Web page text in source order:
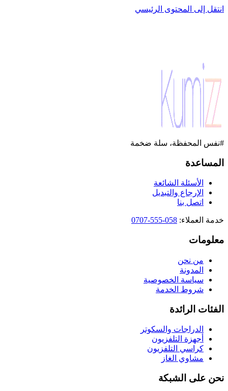
انتقل إلى المحتوى الرئيسي
#نفس المحفظة، سلة ضخمة
المساعدة
الأسئلة الشائعة
الإرجاع والتبديل
اتصل بنا
خدمة العملاء:
058-555-0707
معلومات
من نحن
المدونة
سياسة الخصوصية
شروط الخدمة
الفئات الرائدة
الدراجات والسكوتر
أجهزة التلفزيون
كراسي التلفزيون
مشاوي الغاز
نحن على الشبكة